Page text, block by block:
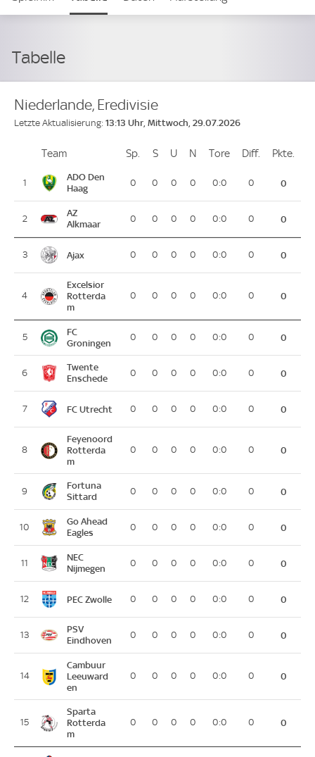
e
Tabelle
Niederlande, Eredivisie
Letzte Aktualisierung: 13:13 Uhr, Mittwoch, 29.07.2026
PlatzTeam Sp. Spiele
SSiege
U Unentschieden
N Niederlagen
Tore ToreDiff. Differenz
Pkte.
1
ADO Den
Haag
0 0 0 0 0:0 0 0
2
AZ
Alkmaar
0 0 0 0 0:0 0 0
3 Ajax 0 0 0 0 0:0 0 0
4
Excelsior
Rotterda
m
0 0 0 0 0:0 0 0
5
FC
Groningen
0 0 0 0 0:0 0 0
6
Twente
Enschede
0 0 0 0 0:0 0 0
7 FC Utrecht 0 0 0 0 0:0 0 0
8
Feyenoord
Rotterda
m
0 0 0 0 0:0 0 0
9
Fortuna
Sittard
0 0 0 0 0:0 0 0
10
Go Ahead
Eagles
0 0 0 0 0:0 0 0
11
NEC
Nijmegen
0 0 0 0 0:0 0 0
12 PEC Zwolle 0 0 0 0 0:0 0 0
13
PSV
Eindhoven
0 0 0 0 0:0 0 0
14
Cambuur
Leeuward
en
0 0 0 0 0:0 0 0
15
Sparta
Rotterda
m
0 0 0 0 0:0 0 0